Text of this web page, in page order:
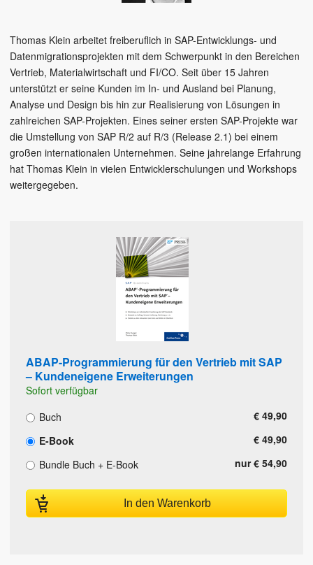
Thomas Klein arbeitet freiberuflich in SAP-Entwicklungs- und
Datenmigrationsprojekten mit dem Schwerpunkt in den Bereichen
Vertrieb, Materialwirtschaft und FI/CO. Seit über 15 Jahren
unterstützt er seine Kunden im In- und Ausland bei Planung,
Analyse und Design bis hin zur Realisierung von Lösungen in
zahlreichen SAP-Projekten. Eines seiner ersten SAP-Projekte war
die Umstellung von SAP R/2 auf R/3 (Release 2.1) bei einem
großen internationalen Unternehmen. Seine jahrelange Erfahrung
hat Thomas Klein in vielen Entwicklerschulungen und Workshops
weitergegeben.
ABAP-Programmierung für den Vertrieb mit SAP
– Kundeneigene Erweiterungen
Sofort verfügbar
Buch
€ 49,90
E-Book
€ 49,90
Bundle Buch + E-Book
nur € 54,90
In den Warenkorb